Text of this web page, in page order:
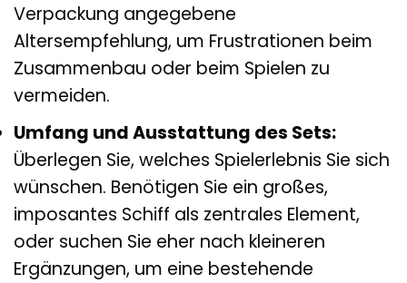
Verpackung angegebene
Altersempfehlung, um Frustrationen beim
Zusammenbau oder beim Spielen zu
vermeiden.
Umfang und Ausstattung des Sets:
Überlegen Sie, welches Spielerlebnis Sie sich
wünschen. Benötigen Sie ein großes,
imposantes Schiff als zentrales Element,
oder suchen Sie eher nach kleineren
Ergänzungen, um eine bestehende